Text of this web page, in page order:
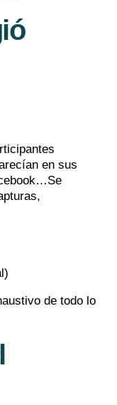
en sus
de todo lo